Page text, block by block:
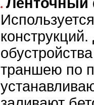
Ленточный
траншею по